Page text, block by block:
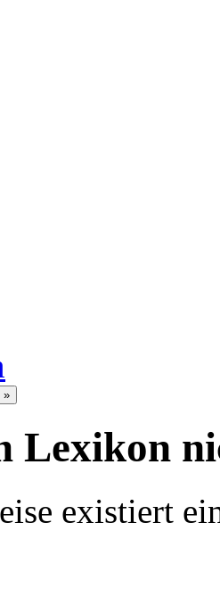
Lexikon
existiert